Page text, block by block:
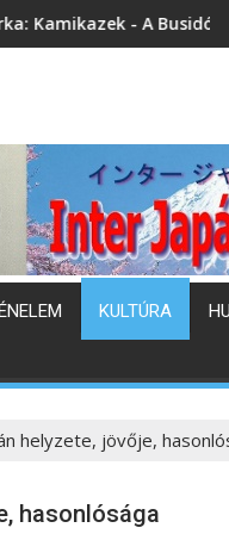
fiai (könyvbemutató)
KULTÚRA
helyzete, jövője,
hasonlósága